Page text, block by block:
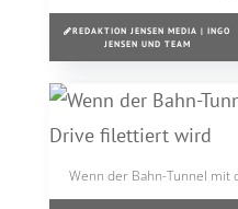
REDAKTION JENSEN MEDIA | INGO
JENSEN UND TEAM
Wenn der Bahn-Tunnel mit